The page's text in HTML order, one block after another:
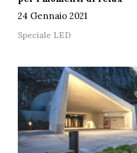
24 Gennaio 2021
Speciale LED